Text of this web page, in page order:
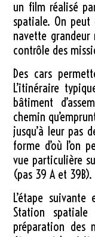
un film réalisé
spatiale. On
navette
contrôle des
Des cars
L’itinéraire
bâtiment
chemin
jusqu’à leur pas
forme d’où l’on
vue particulière
(pas 39 Aet 39B).
L’étape
Station
préparation des